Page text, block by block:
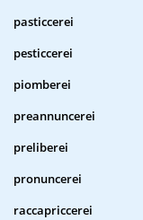
pasticcerei
pesticcerei
piomberei
preannuncerei
preliberei
pronuncerei
raccapriccerei